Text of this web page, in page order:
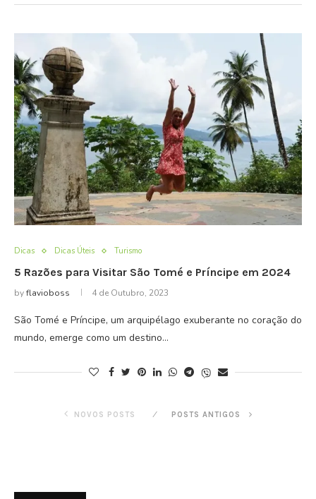
Dicas Dicas Úteis Turismo
5 Razões para Visitar São Tomé e Príncipe em 2024
byflavioboss 4 de Outubro, 2023
São Tomé e Príncipe, um arquipélago exuberante no coração do
mundo, emerge como um destino…
NOVOS POSTS POSTS ANTIGOS